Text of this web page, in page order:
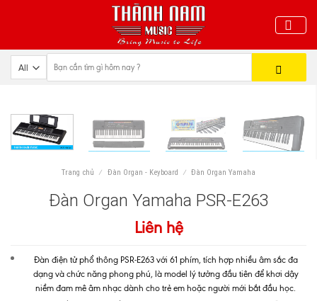
Trang chủ / Đàn Organ - Keyboard / Đàn Organ Yamaha
Đàn Organ Yamaha PSR-E263
Liên hệ
Đàn điện tử phổ thông PSR-E263 với 61 phím, tích hợp nhiều âm sắc đa
dạng và chức năng phong phú, là model lý tưởng đầu tiên để khơi dậy
niềm đam mê âm nhạc dành cho trẻ em hoặc người mới bắt đầu học.